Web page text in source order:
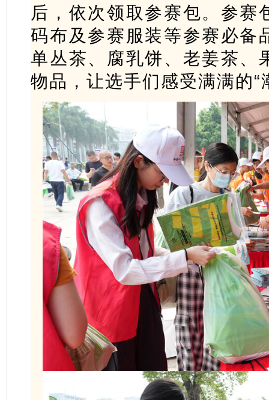
后，依次领取参赛包。参赛
码布及参赛服装等参赛必备
单丛茶、腐乳饼、老姜茶、
物品，让选手们感受满满的“